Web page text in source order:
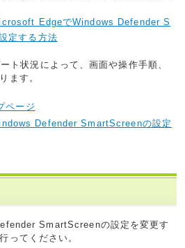
EdgeでWindows Defender S
定する方法
ト状況によって、画面や操作手順、
ます。
ページ
Defender SmartScreenの設定
SmartScreenの設定を変更す
ってください。